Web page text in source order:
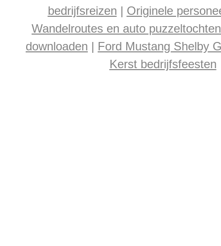
bedrijfsreizen | Originele
Wandelroutes en auto
downloaden | Ford Mustang Shelby
Kerst bedrijfsfeesten